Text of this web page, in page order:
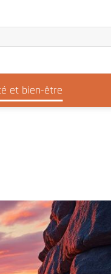
et bien-être